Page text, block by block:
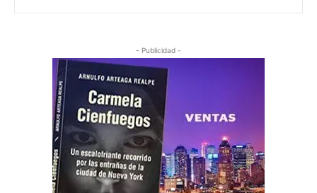
- Publicidad -